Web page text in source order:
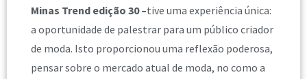
Minas Trend edição 30 –tive uma experiência única:
a oportunidade de palestrar para um público criador
de moda. Isto proporcionou uma reflexão poderosa,
pensar sobre o mercado atual de moda, no como a